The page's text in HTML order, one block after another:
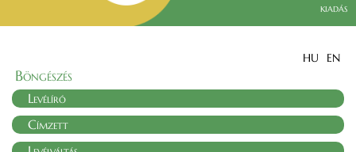
kiadás
HU EN
Böngészés
Levélíró
Címzett